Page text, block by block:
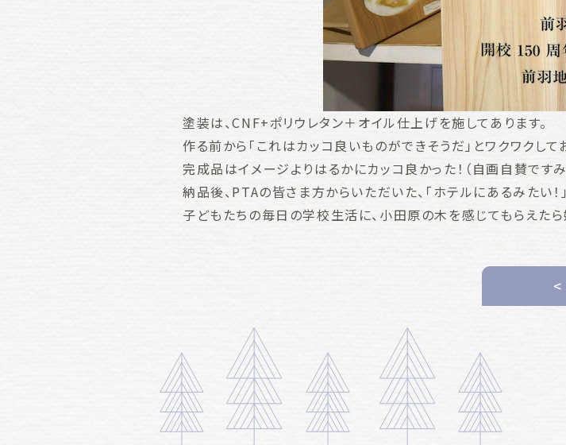
塗装は、CNF+ポリウレタン＋オイル仕上げを施してあります。
作る前から「これはカッコ良いものができそうだ」とワクワクしてお
完成品はイメージよりはるかにカッコ良かった！（自画自賛ですみ
納品後、PTAの皆さま方からいただいた、「ホテルにあるみたい！
子どもたちの毎日の学校生活に、小田原の木を感じてもらえたら